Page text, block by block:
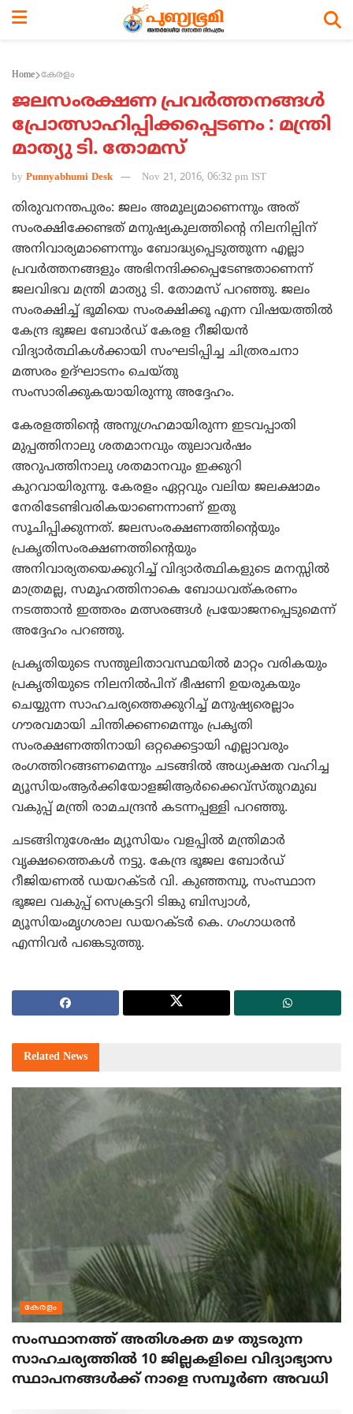
Home കേരളം
ജലസംരക്ഷണ പ്രവര്‍ത്തനങ്ങള്‍
പ്രോത്സാഹിപ്പിക്കപ്പെടണം : മന്ത്രി
മാത്യു ടി. തോമസ്
by Punnyabhumi Desk Nov 21, 2016, 06:32 pm IST
തിരുവനന്തപുരം: ജലം അമൂല്യമാണെന്നും അത്
സംരക്ഷിക്കേണ്ടത് മനുഷ്യകുലത്തിന്റെ നിലനില്പിന്
അനിവാര്യമാണെന്നും ബോദ്ധ്യപ്പെടുത്തുന്ന എല്ലാ
പ്രവര്‍ത്തനങ്ങളും അഭിനന്ദിക്കപ്പെടേണ്ടതാണെന്ന്
ജലവിഭവ മന്ത്രി മാത്യു ടി. തോമസ് പറഞ്ഞു. ജലം
സംരക്ഷിച്ച് ഭൂമിയെ സംരക്ഷിക്കൂ എന്ന വിഷയത്തില്‍
കേന്ദ്ര ഭൂജല ബോര്‍ഡ് കേരള റീജിയന്‍
വിദ്യാര്‍ത്ഥികള്‍ക്കായി സംഘടിപ്പിച്ച ചിത്രരചനാ
മത്സരം ഉദ്ഘാടനം ചെയ്തു
സംസാരിക്കുകയായിരുന്നു അദ്ദേഹം.
കേരളത്തിന്റെ അനുഗ്രഹമായിരുന്ന ഇടവപ്പാതി
മുപ്പത്തിനാലു ശതമാനവും തുലാവര്‍ഷം
അറുപത്തിനാലു ശതമാനവും ഇക്കുറി
കുറവായിരുന്നു. കേരളം ഏറ്റവും വലിയ ജലക്ഷാമം
നേരിടേണ്ടിവരികയാണെന്നാണ് ഇതു
സൂചിപ്പിക്കുന്നത്. ജലസംരക്ഷണത്തിന്റെയും
പ്രകൃതിസംരക്ഷണത്തിന്റെയും
അനിവാര്യതയെക്കുറിച്ച് വിദ്യാര്‍ത്ഥികളുടെ മനസ്സില്‍
മാത്രമല്ല, സമൂഹത്തിനാകെ ബോധവത്കരണം
നടത്താന്‍ ഇത്തരം മത്സരങ്ങള്‍ പ്രയോജനപ്പെടുമെന്ന്
അദ്ദേഹം പറഞ്ഞു.
പ്രകൃതിയുടെ സന്തുലിതാവസ്ഥയില്‍ മാറ്റം വരികയും
പ്രകൃതിയുടെ നിലനില്‍പിന് ഭീഷണി ഉയരുകയും
ചെയ്യുന്ന സാഹചര്യത്തെക്കുറിച്ച് മനുഷ്യരെല്ലാം
ഗൗരവമായി ചിന്തിക്കണമെന്നും പ്രകൃതി
സംരക്ഷണത്തിനായി ഒറ്റക്കെട്ടായി എല്ലാവരും
രംഗത്തിറങ്ങണമെന്നും ചടങ്ങില്‍ അധ്യക്ഷത വഹിച്ച
മ്യൂസിയംആര്‍ക്കിയോളജിആര്‍ക്കൈവ്‌സ്തുറമുഖ
വകുപ്പ് മന്ത്രി രാമചന്ദ്രന്‍ കടന്നപ്പള്ളി പറഞ്ഞു.
ചടങ്ങിനുശേഷം മ്യൂസിയം വളപ്പില്‍ മന്ത്രിമാര്‍
വൃക്ഷത്തൈകള്‍ നട്ടു. കേന്ദ്ര ഭൂജല ബോര്‍ഡ്
റീജിയണല്‍ ഡയറക്ടര്‍ വി. കുഞ്ഞമ്പു, സംസ്ഥാന
ഭൂജല വകുപ്പ് സെക്രട്ടറി ടിങ്കു ബിസ്വാള്‍,
മ്യൂസിയംമൃഗശാല ഡയറക്ടര്‍ കെ. ഗംഗാധരന്‍
എന്നിവര്‍ പങ്കെടുത്തു.
Related News
കേരളം
സംസ്ഥാനത്ത് അതിശക്ത മഴ തുടരുന്ന
സാഹചര്യത്തിൽ 10 ജില്ലകളിലെ വിദ്യാഭ്യാസ
സ്ഥാപനങ്ങൾക്ക് നാളെ സമ്പൂർണ അവധി